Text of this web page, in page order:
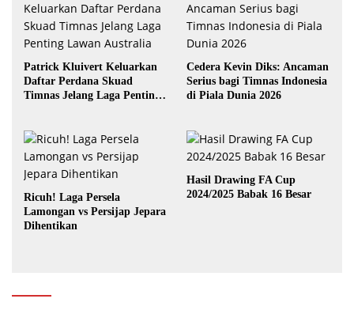
Patrick Kluivert Keluarkan
Daftar Perdana Skuad
Timnas Jelang Laga Penting
Cedera Kevin Diks: Ancaman
Serius bagi Timnas Indonesia
di Piala Dunia 2026
Ricuh! Laga Persela
Lamongan vs Persijap Jepara
Dihentikan
Hasil Drawing FA Cup
2024/2025 Babak 16 Besar